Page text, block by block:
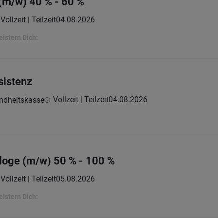
Vollzeit | Teilzeit04.08.2026
Dich:
Vollzeit | Teilzeit04.08.2026
(m/w) 50 % - 100 %
Vollzeit | Teilzeit05.08.2026
Dich: